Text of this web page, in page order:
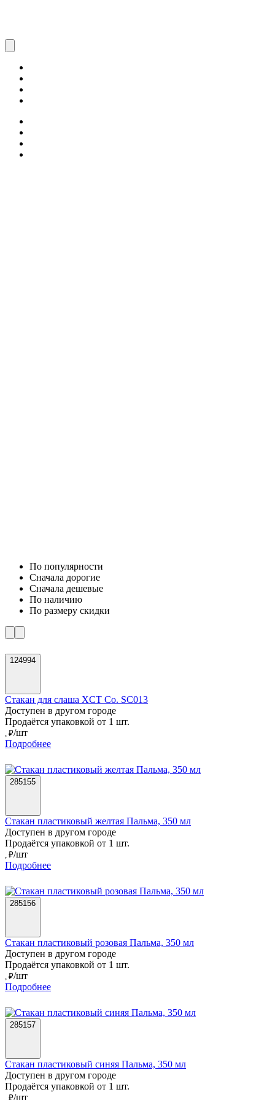
По популярности
Cначала дорогие
Cначала дешевые
По наличию
По размеру скидки
124994
Стакан для слаша XCT Co. SC013
Доступен в другом городе
Продаётся упаковкой от 1 шт.
, ₽/шт
Подробнее
285155
Стакан пластиковый желтая Пальма, 350 мл
Доступен в другом городе
Продаётся упаковкой от 1 шт.
, ₽/шт
Подробнее
285156
Стакан пластиковый розовая Пальма, 350 мл
Доступен в другом городе
Продаётся упаковкой от 1 шт.
, ₽/шт
Подробнее
285157
Стакан пластиковый синяя Пальма, 350 мл
Доступен в другом городе
Продаётся упаковкой от 1 шт.
, ₽/шт